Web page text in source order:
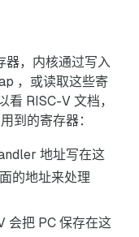
器，内核通过写入
，或读取这些寄
RISC-V 文档，
到的寄存器：
地址写在这
的地址来处理
会把 PC 保存在这